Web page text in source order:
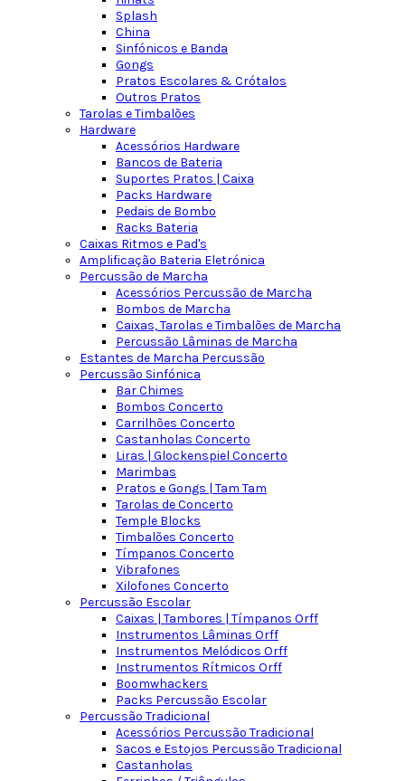
Splash
China
Sinfónicos e Banda
Gongs
Pratos Escolares & Crótalos
Outros Pratos
Tarolas e Timbalões
Hardware
Acessórios Hardware
Bancos de Bateria
Suportes Pratos | Caixa
Packs Hardware
Pedais de Bombo
Racks Bateria
Caixas Ritmos e Pad's
Amplificação Bateria Eletrónica
Percussão de Marcha
Acessórios Percussão de Marcha
Bombos de Marcha
Caixas, Tarolas e Timbalões de Marcha
Percussão Lâminas de Marcha
Estantes de Marcha Percussão
Percussão Sinfónica
Bar Chimes
Bombos Concerto
Carrilhões Concerto
Castanholas Concerto
Liras | Glockenspiel Concerto
Marimbas
Pratos e Gongs | Tam Tam
Tarolas de Concerto
Temple Blocks
Timbalões Concerto
Tímpanos Concerto
Vibrafones
Xilofones Concerto
Percussão Escolar
Caixas | Tambores | Tímpanos Orff
Instrumentos Lâminas Orff
Instrumentos Melódicos Orff
Instrumentos Rítmicos Orff
Boomwhackers
Packs Percussão Escolar
Percussão Tradicional
Acessórios Percussão Tradicional
Sacos e Estojos Percussão Tradicional
Castanholas